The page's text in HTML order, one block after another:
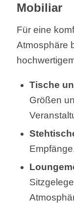
Mobiliar
Für eine
Atmosphäre
Tische
Größen